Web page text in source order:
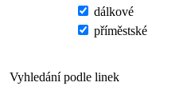
dálkové
příměstské
Vyhledání podle linek